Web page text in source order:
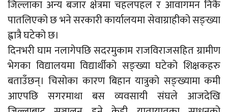
जिल्लाका अन्य बजार क्षेत्रमा चहलपहल र आवागमन निकै
पातलिएको छ भने सरकारी कार्यालयमा सेवाग्राहीको सङ्ख्या
ह्वात्रै घटेको छ।
दिनभरी घाम नलागेपछि सदरमुकाम राजविराजसहित ग्रामीण
भेगका विद्यालयमा विद्यार्थीको सङ्ख्या घटेको शिक्षकहरु
बताउँछन्। चिसोका कारण बिहान यात्रुको सङ्ख्यामा कमी
आएपछि सगरमाथा बस व्यवसायी संघले आजदेखि